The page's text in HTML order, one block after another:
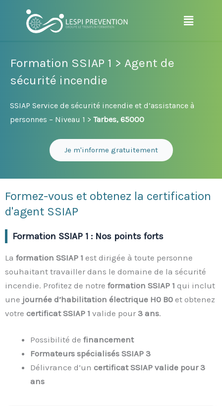
contenu
Menu
Formation SSIAP 1 > Agent de
sécurité incendie
SSIAP Service de sécurité incendie et d’assistance à
personnes – Niveau 1 > Tarbes, 65000
Je m'informe gratuitement
Formez-vous et obtenez la certification
d'agent SSIAP
Formation SSIAP 1 : Nos points forts
La formation SSIAP 1 est dirigée à toute personne
souhaitant travailler dans le domaine de la sécurité
incendie. Profitez de notre formation SSIAP 1 qui inclut
une journée d’habilitation électrique H0 B0 et obtenez
votre certificat SSIAP 1 valide pour 3 ans.
Possibilité de financement
Formateurs spécialisés SSIAP 3
Délivrance d’un certificat SSIAP valide pour 3
ans